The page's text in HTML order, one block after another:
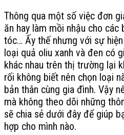
Thông qua một số việc đơn
ăn hay làm mồi nhậu cho
tóc… Ấy thế nhưng với sự
loại quả oliu xanh và đen có
khác nhau trên thị trường lại
rối không biết nên chọn loại
bản thân cùng gia đình. Vậy
mà không theo dõi những
sẽ chia sẻ dưới đây để giúp
hợp cho mình nào.